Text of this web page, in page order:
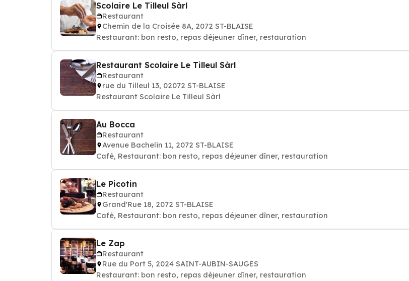
Scolaire Le Tilleul Sàrl
Restaurant
Chemin de la Croisée 8A, 2072 ST-BLAISE
Restaurant: bon resto, repas déjeuner dîner, restauration
Restaurant Scolaire Le Tilleul Sàrl
Restaurant
rue du Tilleul 13, 02072 ST-BLAISE
Restaurant Scolaire Le Tilleul Sàrl
Au Bocca
Restaurant
Avenue Bachelin 11, 2072 ST-BLAISE
Café, Restaurant: bon resto, repas déjeuner dîner, restauration
Le Picotin
Restaurant
Grand'Rue 18, 2072 ST-BLAISE
Café, Restaurant: bon resto, repas déjeuner dîner, restauration
Le Zap
Restaurant
Rue du Port 5, 2024 SAINT-AUBIN-SAUGES
Restaurant: bon resto, repas déjeuner dîner, restauration